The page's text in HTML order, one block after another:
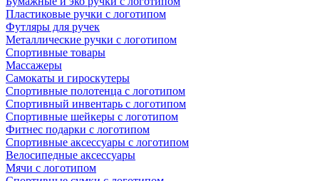
Пластиковые ручки с логотипом
Футляры для ручек
Металлические ручки с логотипом
Спортивные товары
Массажеры
Самокаты и гироскутеры
Спортивные полотенца с логотипом
Спортивный инвентарь с логотипом
Спортивные шейкеры с логотипом
Фитнес подарки с логотипом
Спортивные аксессуары с логотипом
Велосипедные аксессуары
Мячи с логотипом